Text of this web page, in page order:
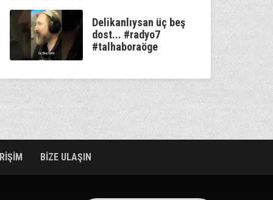
Delikanlıysan üç beş
dost... #radyo7
#talhaboraöge
BİZE ULAŞIN